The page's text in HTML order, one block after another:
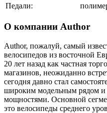
Педали:
О компании Author
Author, пожалуй, самый
велосипедов из восточной
20 лет назад как частная
магазинов, неожиданно
сегодня давно стал
широким модельным рядом и
мощностями. Основной
это велосипеды среднего